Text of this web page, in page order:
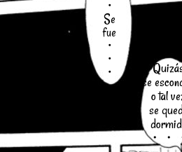
・
Se
fue
・
・
・
se
o tal
se
・・